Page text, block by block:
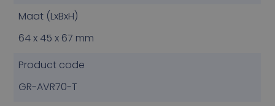
Maat (LxBxH)
64 x 45 x 67 mm
Product code
GR-AVR70-T